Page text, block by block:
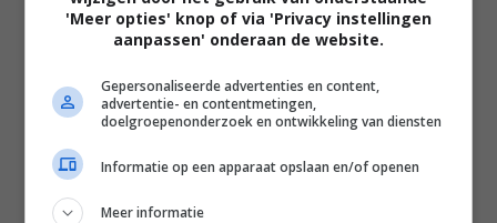
actie en eenvoud maken taaie
geschiedenisles tot meeslepende
publieksfilm
'Wild Foxes': een rauw, gevoelig
'Meer opties' knop of via 'Privacy instellingen
aanpassen' onderaan de website.
Gepersonaliseerde advertenties en content,
advertentie- en contentmetingen,
doelgroepenonderzoek en ontwikkeling van diensten
Informatie op een apparaat opslaan en/of openen
Meer informatie